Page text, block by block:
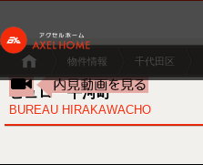
物件情報 千代田区
ビュロー平河町
BUREAU HIRAKAWACHO